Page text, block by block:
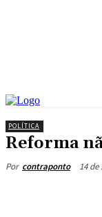
POLÍTICA
Reforma
Por contraponto 14 de